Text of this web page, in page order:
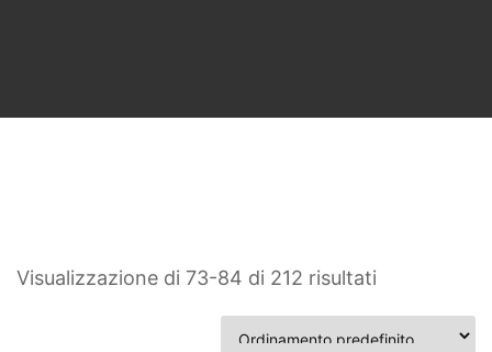
Visualizzazione di 73-84 di 212 risultati